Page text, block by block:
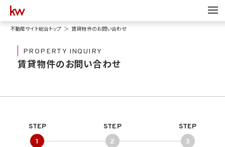
不動産サイト総合トップ 賃貸物件のお問い合わせ
PROPERTY INQUIRY
賃貸物件のお問い合わせ
STEP
1
STEP
2
STEP
3